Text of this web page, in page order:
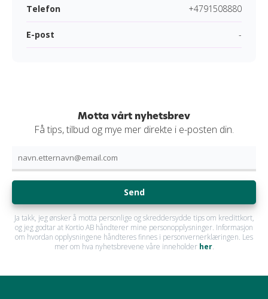
Telefon +4791508880
E-post -
Motta vårt nyhetsbrev
Få tips, tilbud og mye mer direkte i e-posten din.
Send
Ja takk, jeg ønsker å motta personlige og skreddersydde tips om kredittkort,
og jeg godtar at Kortio AB håndterer mine personopplysninger. Informasjon
om hvordan opplysningene håndteres finnes i personvernerklæringen. Les
mer om hva nyhetsbrevene våre inneholder her.